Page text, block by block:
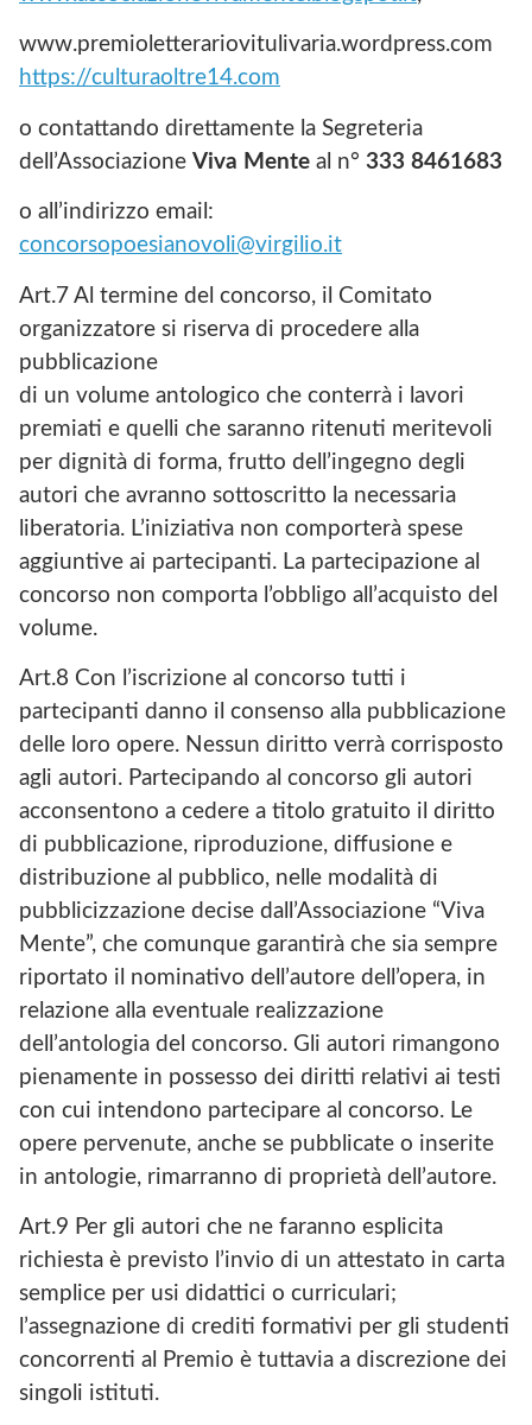
www.premioletterariovitulivaria.wordpress.com
https://culturaoltre14.com
o contattando direttamente la Segreteria
dell’Associazione Viva Mente al n° 333 8461683
o all’indirizzo email:
concorsopoesianovoli@virgilio.it
Art.7 Al termine del concorso, il Comitato
organizzatore si riserva di procedere alla
pubblicazione
di un volume antologico che conterrà i lavori
premiati e quelli che saranno ritenuti meritevoli
per dignità di forma, frutto dell’ingegno degli
autori che avranno sottoscritto la necessaria
liberatoria. L’iniziativa non comporterà spese
aggiuntive ai partecipanti. La partecipazione al
concorso non comporta l’obbligo all’acquisto del
volume.
Art.8 Con l’iscrizione al concorso tutti i
partecipanti danno il consenso alla pubblicazione
delle loro opere. Nessun diritto verrà corrisposto
agli autori. Partecipando al concorso gli autori
acconsentono a cedere a titolo gratuito il diritto
di pubblicazione, riproduzione, diffusione e
distribuzione al pubblico, nelle modalità di
pubblicizzazione decise dall’Associazione “Viva
Mente”, che comunque garantirà che sia sempre
riportato il nominativo dell’autore dell’opera, in
relazione alla eventuale realizzazione
dell’antologia del concorso. Gli autori rimangono
pienamente in possesso dei diritti relativi ai testi
con cui intendono partecipare al concorso. Le
opere pervenute, anche se pubblicate o inserite
in antologie, rimarranno di proprietà dell’autore.
Art.9 Per gli autori che ne faranno esplicita
richiesta è previsto l’invio di un attestato in carta
semplice per usi didattici o curriculari;
l’assegnazione di crediti formativi per gli studenti
concorrenti al Premio è tuttavia a discrezione dei
singoli istituti.